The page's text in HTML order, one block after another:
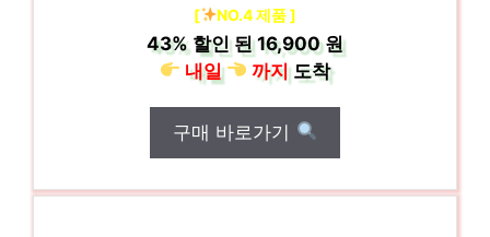
[ NO.4 제품 ]
43% 할인 된16,900 원
내일
까지도착
구매 바로가기